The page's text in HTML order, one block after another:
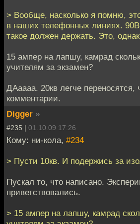
> Вообще, насколько я помню,
в наших телефонных линиях.
такое должен держать. Это,
15 ампер на лапшу, камрад
учителям за экзамен?
ДАаааа. 20кв легче переносятся,
комментарии.
Digger »
#235 | 01.10.09 17:26
Кому: ни-кола, #234
> Пусти 10кв. И подержись за
Пускал то, что написано.
приветствовались.
> 15 ампер на лапшу, камрад